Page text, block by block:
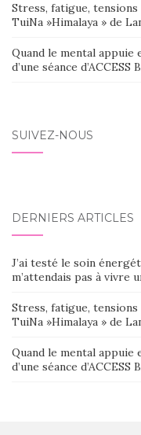
Stress, fatigue, tensions
TuiNa »Himalaya » de
Quand le mental appuie
d’une séance d’ACCESS
SUIVEZ-NOUS
DERNIERS ARTICLES
J’ai testé le soin
m’attendais pas à vivre
Stress, fatigue, tensions
TuiNa »Himalaya » de
Quand le mental appuie
d’une séance d’ACCESS